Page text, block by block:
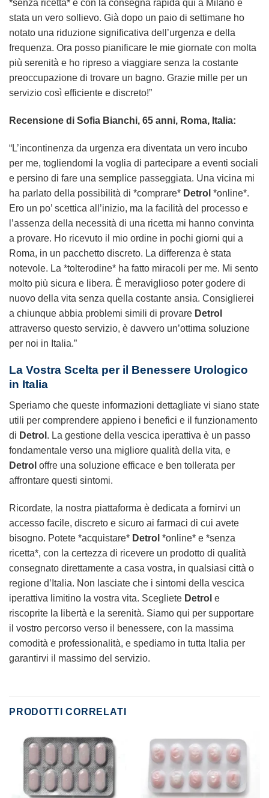
*senza ricetta* e con la consegna rapida qui a Milano è
stata un vero sollievo. Già dopo un paio di settimane ho
notato una riduzione significativa dell’urgenza e della
frequenza. Ora posso pianificare le mie giornate con molta
più serenità e ho ripreso a viaggiare senza la costante
preoccupazione di trovare un bagno. Grazie mille per un
servizio così efficiente e discreto!”
Recensione di Sofia Bianchi, 65 anni, Roma, Italia:
“L’incontinenza da urgenza era diventata un vero incubo
per me, togliendomi la voglia di partecipare a eventi sociali
e persino di fare una semplice passeggiata. Una vicina mi
ha parlato della possibilità di *comprare* Detrol *online*.
Ero un po’ scettica all’inizio, ma la facilità del processo e
l’assenza della necessità di una ricetta mi hanno convinta
a provare. Ho ricevuto il mio ordine in pochi giorni qui a
Roma, in un pacchetto discreto. La differenza è stata
notevole. La *tolterodine* ha fatto miracoli per me. Mi sento
molto più sicura e libera. È meraviglioso poter godere di
nuovo della vita senza quella costante ansia. Consiglierei
a chiunque abbia problemi simili di provare Detrol
attraverso questo servizio, è davvero un’ottima soluzione
per noi in Italia.”
La Vostra Scelta per il Benessere Urologico
in Italia
Speriamo che queste informazioni dettagliate vi siano state
utili per comprendere appieno i benefici e il funzionamento
di Detrol . La gestione della vescica iperattiva è un passo
fondamentale verso una migliore qualità della vita, e
Detrol offre una soluzione efficace e ben tollerata per
affrontare questi sintomi.
Ricordate, la nostra piattaforma è dedicata a fornirvi un
accesso facile, discreto e sicuro ai farmaci di cui avete
bisogno. Potete *acquistare* Detrol *online* e *senza
ricetta*, con la certezza di ricevere un prodotto di qualità
consegnato direttamente a casa vostra, in qualsiasi città o
regione d’Italia. Non lasciate che i sintomi della vescica
iperattiva limitino la vostra vita. Scegliete Detrol e
riscoprite la libertà e la serenità. Siamo qui per supportare
il vostro percorso verso il benessere, con la massima
comodità e professionalità, e spediamo in tutta Italia per
garantirvi il massimo del servizio.
PRODOTTI CORRELATI